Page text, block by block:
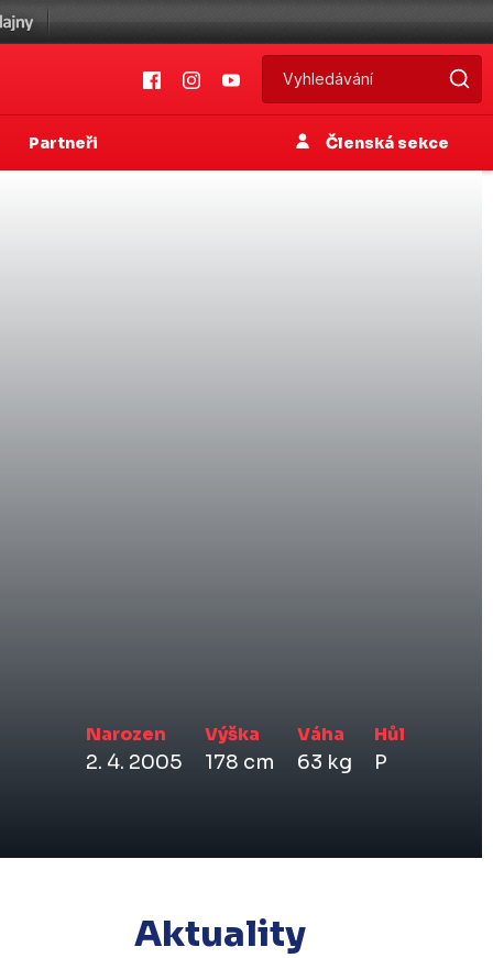
Partneři Členská sekce
Narozen
2. 4. 2005
Výška
178 cm
Váha
63 kg
Hůl
P
Aktuality